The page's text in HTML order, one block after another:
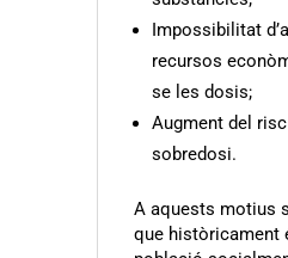
Impossibilitat
recursos
se les dosis;
Augment del
sobredosi.
A aquests motius
que històricament